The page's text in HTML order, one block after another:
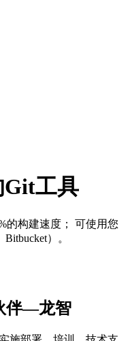
Git工具
的构建速度； 可使用您
）。
伴—龙智